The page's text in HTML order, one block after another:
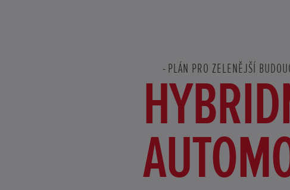
PLÁN PRO ZELENĚJŠÍ